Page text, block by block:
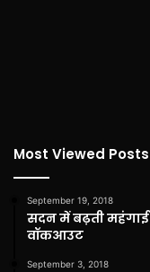
Most Viewed Posts
September 19, 2018
सदन में बढ़ती महंगाई
वॉकआउट
September 3, 2018